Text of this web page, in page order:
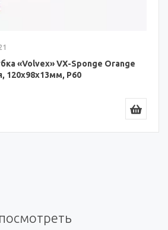
«Volvex» VX-Sponge Orange
120x98x13мм, P60